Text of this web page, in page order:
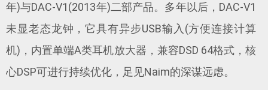
年)与DAC-V1(2013年)二部产品。多年以后，DAC-V1
未显老态龙钟，它具有异步USB输入(方便连接计算
机)，内置单端A类耳机放大器，兼容DSD 64格式，核
心DSP可进行持续优化，足见Naim的深谋远虑。